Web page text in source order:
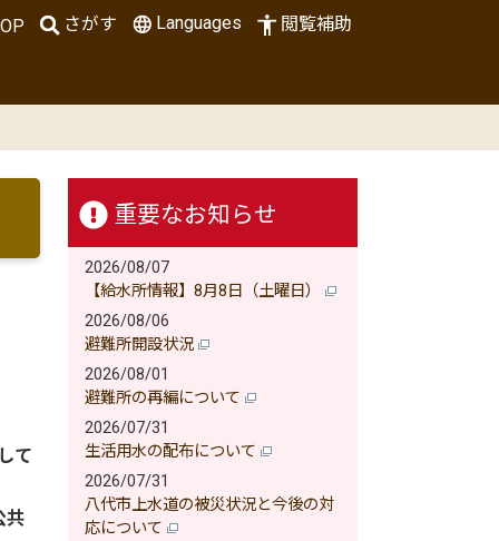
さがす Languages 閲覧補助
て
共
重要なお知らせ
2026/08/07
【給水所情報】8月8日（土曜日）
2026/08/06
避難所開設状況
2026/08/01
避難所の再編について
2026/07/31
生活用水の配布について
2026/07/31
八代市上水道の被災状況と今後の対
応について